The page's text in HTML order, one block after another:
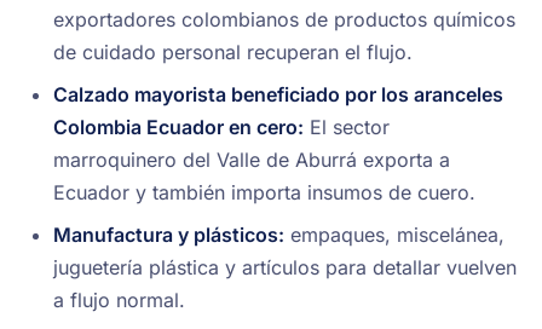
exportadores colombianos de productos químicos
de cuidado personal recuperan el flujo.
Calzado mayorista beneficiado por los aranceles
Colombia Ecuador en cero: El sector
marroquinero del Valle de Aburrá exporta a
Ecuador y también importa insumos de cuero.
Manufactura y plásticos: empaques, miscelánea,
juguetería plástica y artículos para detallar vuelven
a flujo normal.